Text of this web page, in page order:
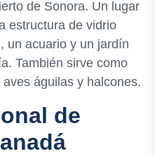
de Sonora. Un lugar
estructura de vidrio
un acuario y un jardín
También sirve como
águilas y halcones.
de